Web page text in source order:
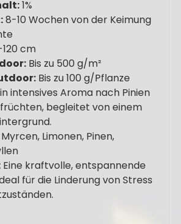
1%
8-10 Wochen von der Keimung
cm
Bis zu 500 g/m²
Bis zu 100 g/Pflanze
intensives Aroma nach Pinien
begleitet von einem
Myrcen, Limonen, Pinen,
Eine kraftvolle, entspannende
für die Linderung von Stress